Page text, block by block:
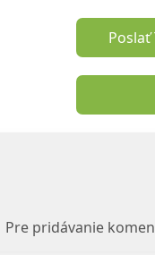
Poslať
Pre pridávanie